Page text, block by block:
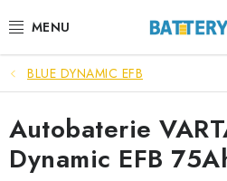
na
VÝHODNÉ SETY
SLUŽBY
AUTOBATERIE
BLUE DYNAMIC EFB
Autobaterie
Dynamic EFB